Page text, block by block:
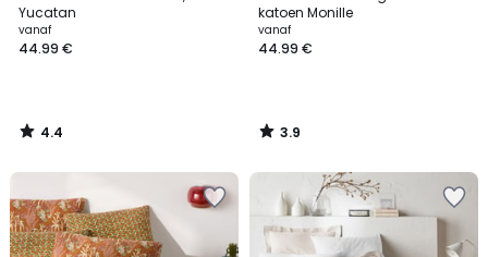
Yucatan
vanaf
44.99 €
4.4
/
katoen Monille
vanaf
44.99 €
3.9
/